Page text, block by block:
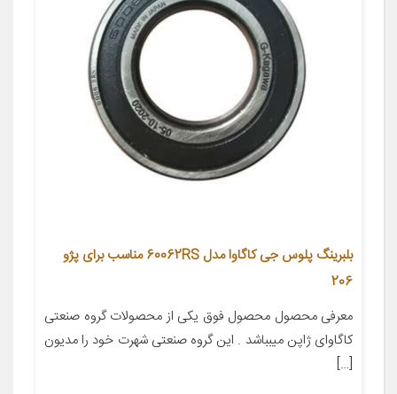
بلبرینگ پلوس جی کاگاوا مدل 60062RS مناسب برای پژو
206
معرفی محصول محصول فوق یکی از محصولات گروه صنعتی
کاگاوای ژاپن میبباشد . این گروه صنعتی شهرت خود را مدیون
[…]